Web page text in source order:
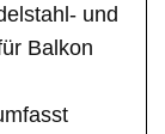
und
Balkon